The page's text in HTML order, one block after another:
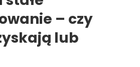
– czy
lub